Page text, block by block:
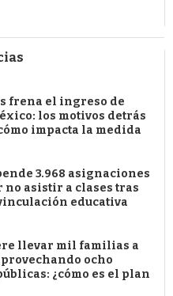
frena el ingreso de
los motivos detrás
impacta la medida
3.968 asignaciones
asistir a clases tras
educativa
llevar mil familias a
ocho
¿cómo es el plan